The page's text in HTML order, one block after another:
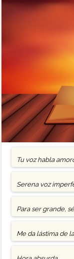
Tu voz habla
Serena voz
Para ser grande,
Me da lástima de